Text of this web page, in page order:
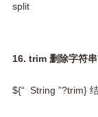
split
16. trim 删除字符
${“ String ”?trim}